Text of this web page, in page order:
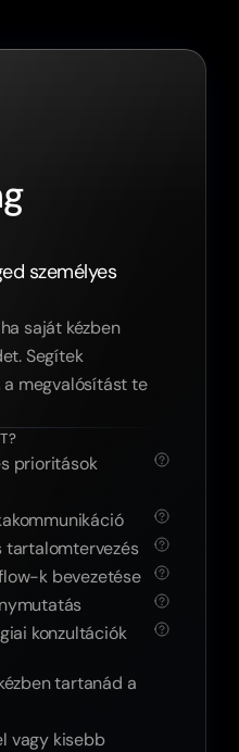
személyes
saját kézben
Segítek
megvalósítást te
prioritások
tartalomtervezés
k bevezetése
konzultációk
tartanád a
vagy kisebb